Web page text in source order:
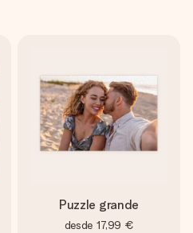
Puzzle grande
desde 17,99 €